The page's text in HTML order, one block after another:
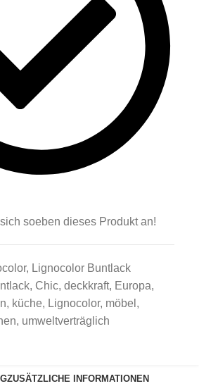
soeben dieses Produkt an!
, Lignocolor Buntlack
, Chic, deckkraft, Europa,
, küche, Lignocolor, möbel ,
, umweltverträglich
ZUSÄTZLICHE INFORMATIONEN